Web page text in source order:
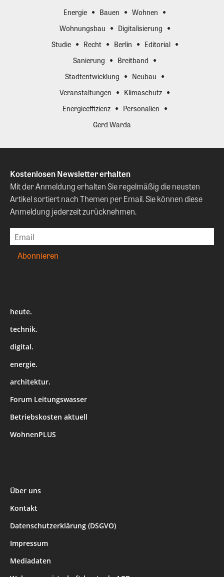
Energie Bauen
Wohnen
Wohnungsbau
Digitalisierung
Studie
Recht Berlin
Editorial
Sanierung
Breitband
Stadtentwicklung
Neubau
Veranstaltungen
Klimaschutz
Energieeffizienz
Personalien
Gerd Warda
Kostenlosen Newsletter erhalten
Mit der Anmeldung erhalten Sie regelmäßig die neusten
Artikel sortiert nach Themen per Email. Sie können diese
Anmeldung jederzeit zurücknehmen.
heute.
technik.
digital.
energie.
architektur.
Forum Leitungswasser
Betriebskosten aktuell
WohnenPLUS
Über uns
Kontakt
Datenschutzerklärung (DSGVO)
Impressum
Mediadaten